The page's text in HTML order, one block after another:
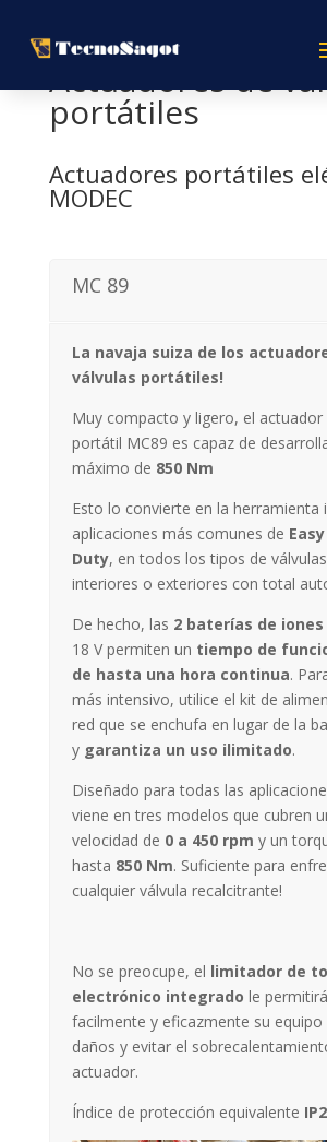
Actuadores de
portátiles
Actuadores portátiles
MODEC
MC 89
La navaja suiza de los
válvulas portátiles!
Muy compacto y ligero, el actuador
portátil MC89 es capaz de
máximo de 850 Nm
Esto lo convierte en la herramienta
aplicaciones más comunes de Easy
Duty, en todos los tipos de
interiores o exteriores con total
De hecho, las 2 baterías de
18 V permiten un tiempo de
de hasta una hora continua.
más intensivo, utilice el kit de
red que se enchufa en lugar de la
y garantiza un uso ilimitado.
Diseñado para todas las
viene en tres modelos que cubren
velocidad de 0 a 450 rpm y un
hasta 850 Nm. Suficiente para
cualquier válvula recalcitrante!
No se preocupe, el limitador de
electrónico integrado le
facilmente y eficazmente su equipo
daños y evitar el
actuador.
Índice de protección equivalente